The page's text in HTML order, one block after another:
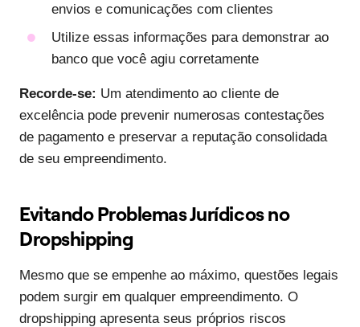
envios e comunicações com clientes
Utilize essas informações para demonstrar ao
banco que você agiu corretamente
Recorde-se: Um atendimento ao cliente de
excelência pode prevenir numerosas contestações
de pagamento e preservar a reputação consolidada
de seu empreendimento.
Evitando Problemas Jurídicos no
Dropshipping
Mesmo que se empenhe ao máximo, questões legais
podem surgir em qualquer empreendimento. O
dropshipping apresenta seus próprios riscos